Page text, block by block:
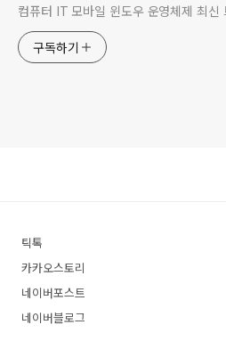
컴퓨터 IT 모바일 윈도우 운영체제 최신
구독하기
틱톡
카카오스토리
네이버포스트
네이버블로그